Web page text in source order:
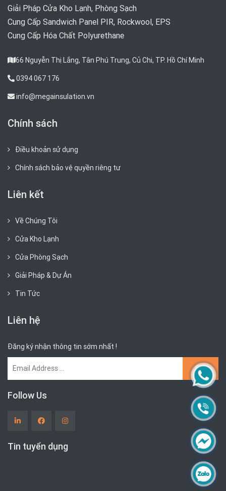
Giải Pháp Cửa Kho Lạnh, Phòng Sạch
Cung Cấp Sandwich Panel PIR, Rockwool, EPS
Cung Cấp Hóa Chất Polyurethane
66 Nguyễn Thị Lắng, Tân Phú Trung, Củ Chi, TP. Hồ Chí Minh
0394 067 176
info@megainsulation.vn
Chính sách
Điều khoản sử dụng
Chính sách bảo vệ quyền riêng tư
Liên kết
Về Chúng Tôi
Cửa Kho Lạnh
Cửa Phòng Sạch
Giải Pháp & Dự Án
Tin Tức
Liên hệ
Đăng ký nhận thông tin sớm nhất !
Follow Us
Tin tuyển dụng